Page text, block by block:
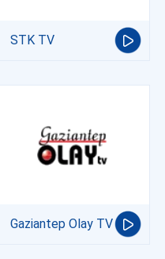
STK TV
Gaziantep Olay TV